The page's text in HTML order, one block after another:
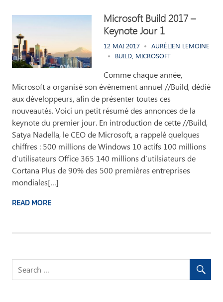
Microsoft Build 2017 –
Keynote Jour 1
12 MAI 2017
AURÉLIEN LEMOINE
BUILD MICROSOFT
Comme chaque année,
Microsoft a organisé son évènement annuel //Build, dédié
aux développeurs, afin de présenter toutes ces
nouveautés. Voici un petit résumé des annonces de la
keynote du premier jour. En introduction de cette //Build,
Satya Nadella, le CEO de Microsoft, a rappelé quelques
chiffres : 500 millions de Windows 10 actifs 100 millions
d’utilisateurs Office 365 140 millions d’utilsiateurs de
Cortana Plus de 90% des 500 premières entreprises
mondiales[…]
READ MORE